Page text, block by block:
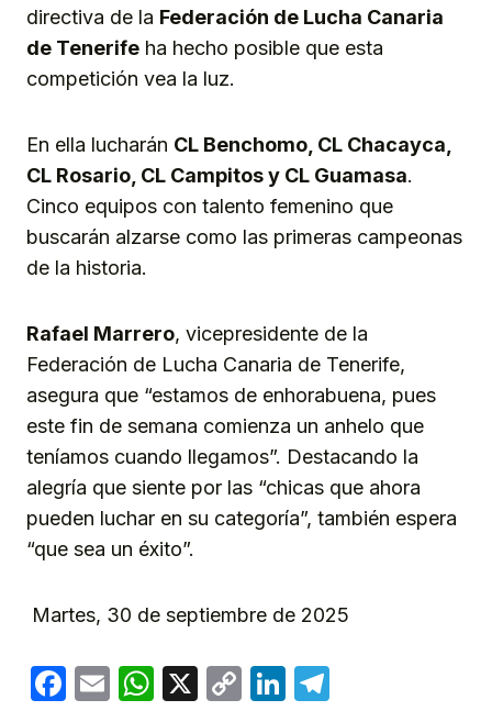
directiva de la Federación de Lucha Canaria
de Tenerife ha hecho posible que esta
competición vea la luz.
En ella lucharán CL Benchomo, CL Chacayca,
CL Rosario, CL Campitos y CL Guamasa.
Cinco equipos con talento femenino que
buscarán alzarse como las primeras campeonas
de la historia.
Rafael Marrero, vicepresidente de la
Federación de Lucha Canaria de Tenerife,
asegura que “estamos de enhorabuena, pues
este fin de semana comienza un anhelo que
teníamos cuando llegamos”. Destacando la
alegría que siente por las “chicas que ahora
pueden luchar en su categoría”, también espera
“que sea un éxito”.
Martes, 30 de septiembre de 2025
Facebook
EmailWhatsApp
X
CopyLinkedIn